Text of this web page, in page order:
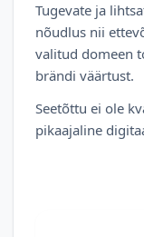
Tugevate ja
nõudlus nii
valitud domeen
brändi väärtust.
Seetõttu ei ole
pikaajaline